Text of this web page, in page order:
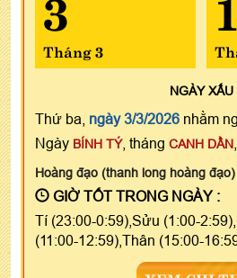
Tháng 3
NGÀYXẤU
Thứ ba, ngày 3/3/2026 nhằm
Ngày BÍNH TÝ, tháng CANH DẦN
Hoàng đạo (thanh long hoàng đạo)
GIỜ TỐT TRONG NGÀY :
Tí (23:00-0:59),Sửu (1:00-
(11:00-12:59),Thân (15:00-